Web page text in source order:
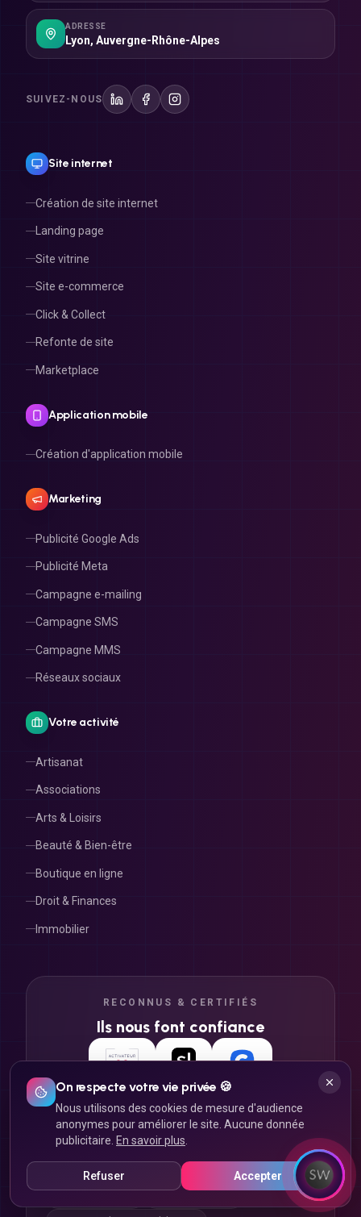
ADRESSE
Lyon, Auvergne-Rhône-Alpes
SUIVEZ-NOUS
Site internet
Création de site internet
Landing page
Site vitrine
Site e-commerce
Click & Collect
Refonte de site
Marketplace
Application mobile
Création d'application mobile
Marketing
Publicité Google Ads
Publicité Meta
Campagne e-mailing
Campagne SMS
Campagne MMS
Réseaux sociaux
Votre activité
Artisanat
Associations
Arts & Loisirs
Beauté & Bien-être
Boutique en ligne
Droit & Finances
Immobilier
RECONNUS & CERTIFIÉS
Ils nous font confiance
NOS EXPERTISES À LYON
On respecte votre vie privée 🍪
Nous utilisons des cookies de mesure d'audience
anonymes pour améliorer le site. Aucune donnée
publicitaire. En savoir plus
Refuser Accepter